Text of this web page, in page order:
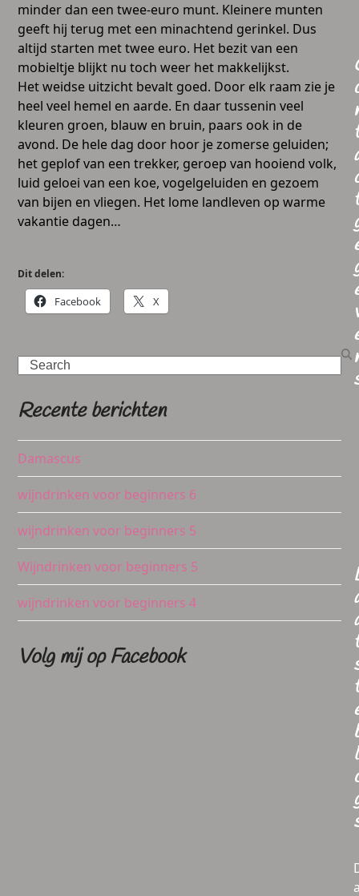
minder dan een twee-euro munt. Kleinere munten
geeft hij terug met een minachtend gerinkel. Dus
altijd starten met twee euro. Het bezit van een
mobieltje blijkt nu toch weer het makkelijkst.
Het weidse uitzicht bevalt goed. Door elk raam zie je
heel veel hemel en aarde. En daar tussenin veel
kleuren groen, blauw en bruin, paars ook in de
avond. De hele dag door hoor je zomerse geluiden;
het geplof van een trekker, geroep van hooiend volk,
luid geloei van een koe, vogelgeluiden en gezoem
van bijen en vliegen. Het lome landleven op warme
vakantie dagen…
Dit delen:
Facebook X
Search
Recente berichten
Damascus
wijndrinken voor beginners 6
wijndrinken voor beginners 5
Wijndrinken voor beginners 5
wijndrinken voor beginners 4
Volg mij op Facebook
t
t
t
t
l